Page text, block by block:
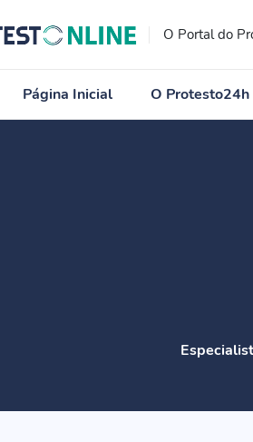
O Portal do
Página Inicial O Protesto24h